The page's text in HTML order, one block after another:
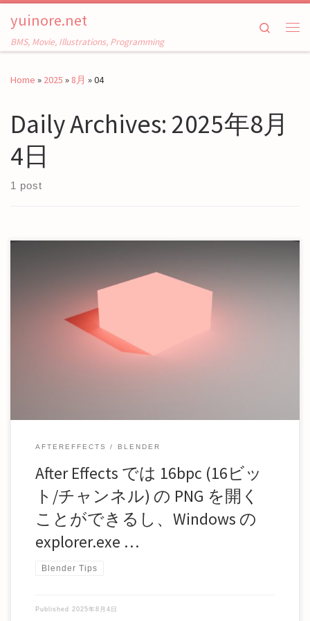
Skip to content
yuinore.net
BMS, Movie, Illustrations, Programming
Search
Home » 2025 » 8月 »04
Daily Archives: 2025年8月
4日
1 post
PNG 形式などで画像を出力すると、 View Transform という変
換が挟まり、良い感じの見 […]
AFTEREFFECTS BLENDER
After Effects では 16bpc (16ビッ
ト/チャンネル) の PNG を開く
ことができるし、Windows の
explorer.exe …
Blender Tips
Published 2025年8月4日